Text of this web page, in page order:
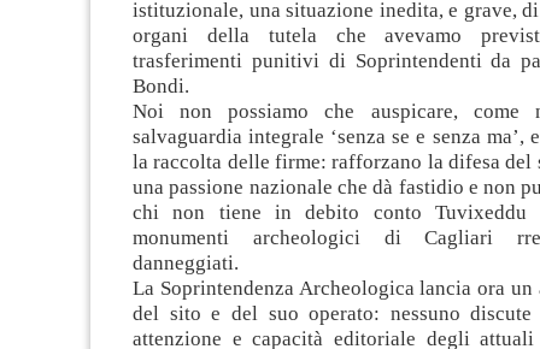
istituzionale, una situazione inedita, e grave,
organi della tutela che avevamo
trasferimenti punitivi di Soprintendenti da
Bondi.
Noi non possiamo che auspicare, come
salvaguardia integrale ‘senza se e senza ma’,
la raccolta delle firme: rafforzano la difesa del
una passione nazionale che dà fastidio e non
chi non tiene in debito conto Tuvixeddu
monumenti archeologici di Cagliari
danneggiati.
La Soprintendenza Archeologica lancia ora un
del sito e del suo operato: nessuno discute
attenzione e capacità editoriale degli